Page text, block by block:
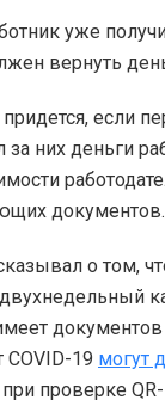
уже
вернуть
если
них деньги
документов.
о том,
19 могут
проверке